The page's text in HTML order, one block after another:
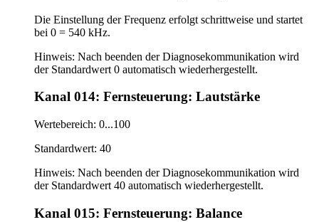
Die Einstellung der Frequenz erfolgt schrittweise und startet
bei 0 = 540 kHz.
Hinweis: Nach beenden der Diagnosekommunikation wird
der Standardwert 0 automatisch wiederhergestellt.
Kanal 014: Fernsteuerung: Lautstärke
Wertebereich: 0...100
Standardwert: 40
Hinweis: Nach beenden der Diagnosekommunikation wird
der Standardwert 40 automatisch wiederhergestellt.
Kanal 015: Fernsteuerung: Balance